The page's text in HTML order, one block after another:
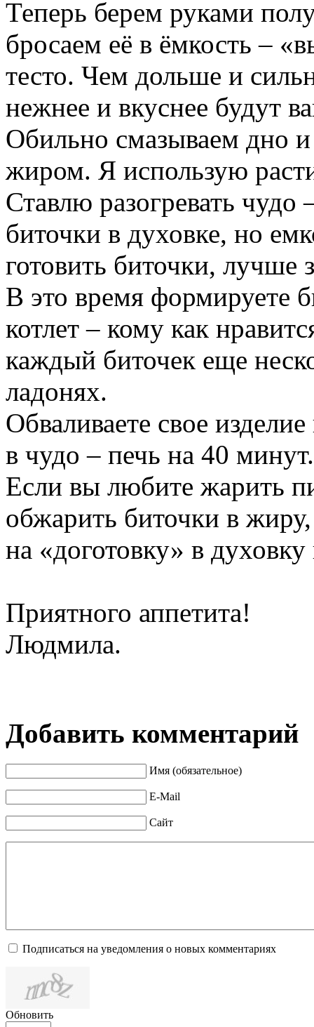
Теперь берем руками
бросаем её в ёмкость –
тесто. Чем дольше и
нежнее и вкуснее будут
Обильно смазываем дно
жиром. Я использую
Ставлю разогревать
биточки в духовке, но
готовить биточки, лучше
В это время формируете
котлет – кому как
каждый биточек еще
ладонях.
Обваливаете свое
в чудо – печь на 40 минут.
Если вы любите жарить
обжарить биточки в
на «доготовку» в
Приятного аппетита!
Людмила.
Добавить комментарий
Имя (обязательное)
E-Mail
Сайт
Подписаться на уведомления о новых комментариях
Обновить